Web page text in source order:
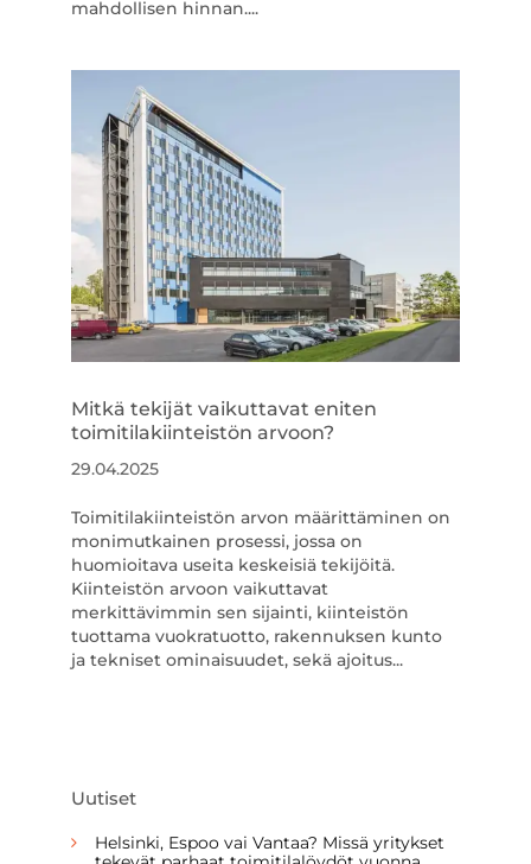
mahdollisen hinnan....
Mitkä tekijät vaikuttavat eniten
toimitilakiinteistön arvoon?
29.04.2025
Toimitilakiinteistön arvon määrittäminen on
monimutkainen prosessi, jossa on
huomioitava useita keskeisiä tekijöitä.
Kiinteistön arvoon vaikuttavat
merkittävimmin sen sijainti, kiinteistön
tuottama vuokratuotto, rakennuksen kunto
ja tekniset ominaisuudet, sekä ajoitus...
Uutiset
Helsinki, Espoo vai Vantaa? Missä yritykset